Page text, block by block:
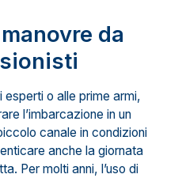
da
o alle prime armi,
l’imbarcazione in un
canale in condizioni
anche la giornata
Per molti anni, l’uso di